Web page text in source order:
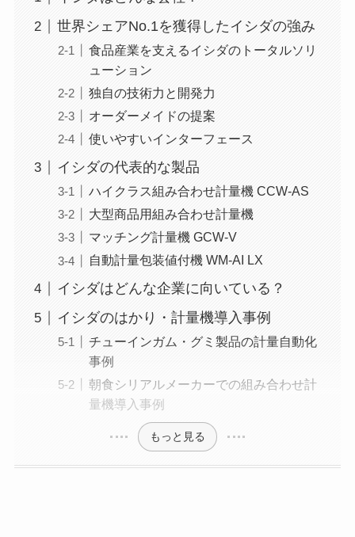
世界シェアNo.1を獲得したイシダの強み
食品産業を支えるイシダのトータルソリ
ューション
独自の技術力と開発力
オーダーメイドの提案
使いやすいインターフェース
イシダの代表的な製品
ハイクラス組み合わせ計量機 CCW-AS
大型商品用組み合わせ計量機
マッチング計量機 GCW-V
自動計量包装値付機 WM-AI LX
イシダはどんな企業に向いている？
イシダのはかり・計量機導入事例
チューインガム・グミ製品の計量自動化
事例
朝食シリアルメーカーでの組み合わせ計
量機導入事例
もっと見る